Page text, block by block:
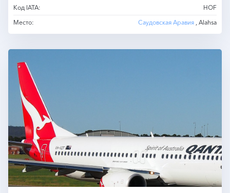
Код IATA:
HOF
Место:
Саудовская Аравия , Alahsa